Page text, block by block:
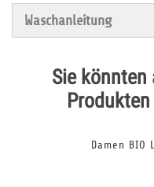
Waschanleitung
Sie könnten
Damen